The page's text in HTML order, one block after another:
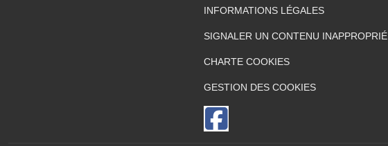
INFORMATIONS LÉGALES
SIGNALER UN CONTENU INAPPROPRIÉ
CHARTE COOKIES
GESTION DES COOKIES